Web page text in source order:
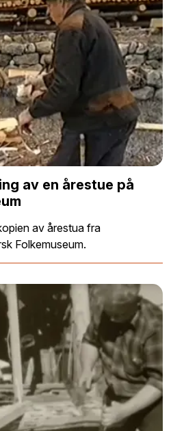
av en årestue på
av årestua fra
Folkemuseum.